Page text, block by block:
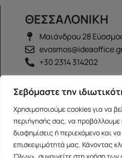
Σεβόμαστε την
Χρησιμοποιούμε cookies για να
περιήγησής σας, να προβάλλουμε
διαφημίσεις ή περιεχόμενο και
επισκεψιμότητά μας. Κάνοντας
ΘΕΣΣΑΛΟΝΙΚΗ
Μαιάνδρου 28
+30 2314 314202
ΙΩΑΝΝΙΝΑ
Γεώργιου Καραϊσκάκη
+30 26516 08616